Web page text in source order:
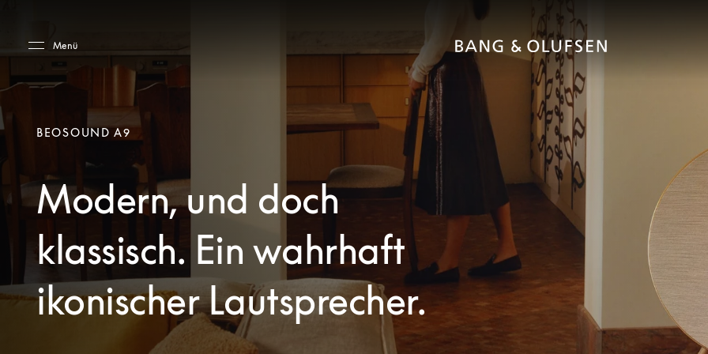
Menü
BEOSOUND A9
Modern, und doch
klassisch. Ein wahrhaft
ikonischer Lautsprecher.